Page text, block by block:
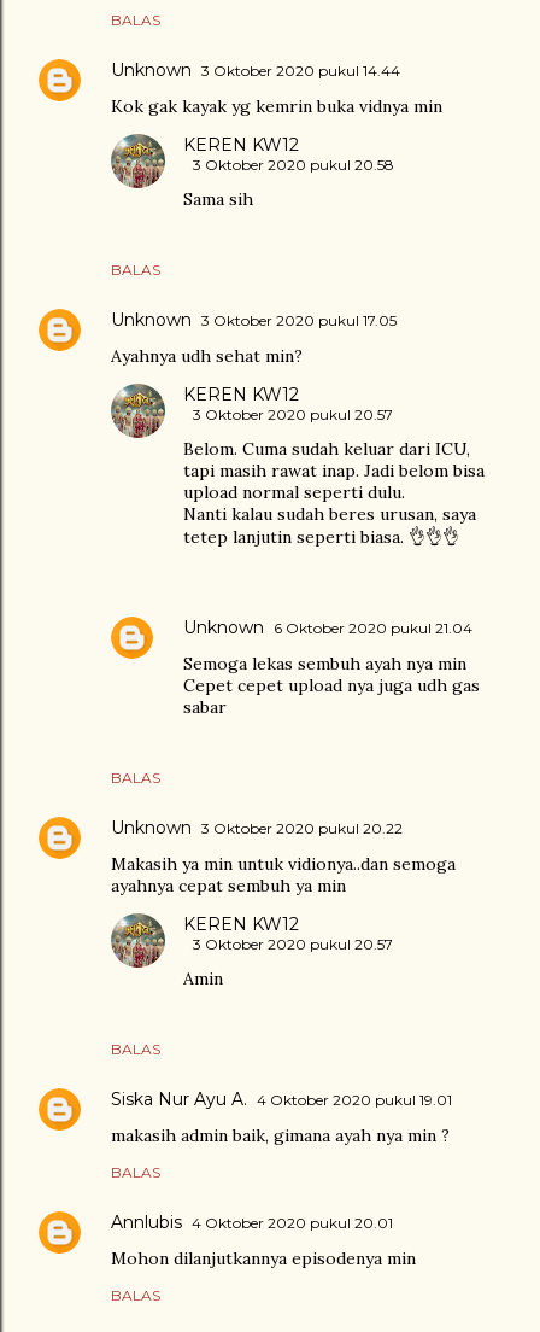
BALAS
Unknown 3 Oktober 2020 pukul 14.44
Kok gak kayak yg kemrin buka vidnya min
BALAS
KEREN KW12
3 Oktober 2020 pukul 20.58
Sama sih
Unknown 3 Oktober 2020 pukul 17.05
Ayahnya udh sehat min?
BALAS
KEREN KW12
3 Oktober 2020 pukul 20.57
Belom. Cuma sudah keluar dari ICU,
tapi masih rawat inap. Jadi belom bisa
upload normal seperti dulu.
Nanti kalau sudah beres urusan, saya
tetep lanjutin seperti biasa. 👌👌👌
Unknown 6 Oktober 2020 pukul 21.04
Semoga lekas sembuh ayah nya min
Cepet cepet upload nya juga udh gas
sabar
Unknown 3 Oktober 2020 pukul 20.22
Makasih ya min untuk vidionya..dan semoga
ayahnya cepat sembuh ya min
BALAS
KEREN KW12
3 Oktober 2020 pukul 20.57
Amin
Siska Nur Ayu A. 4 Oktober 2020 pukul 19.01
makasih admin baik, gimana ayah nya min ?
BALAS
Annlubis 4 Oktober 2020 pukul 20.01
Mohon dilanjutkannya episodenya min
BALAS